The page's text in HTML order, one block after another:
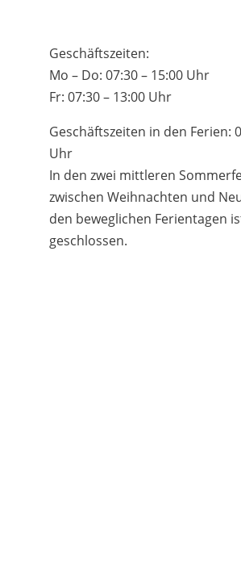
Geschäftszeiten:
Mo – Do: 07:30 – 15:00 Uhr
Fr: 07:30 – 13:00 Uhr
Geschäftszeiten in den Ferien:
Uhr
In den zwei mittleren
zwischen Weihnachten und
den beweglichen Ferientagen
geschlossen.